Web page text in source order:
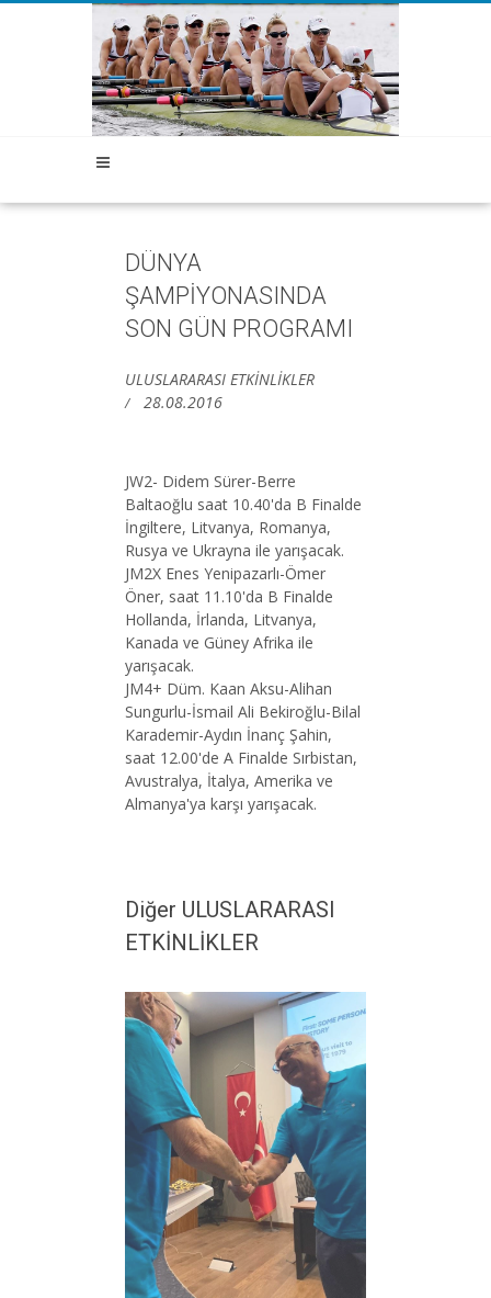
DÜNYA
ŞAMPİYONASINDA
SON GÜN PROGRAMI
ULUSLARARASI ETKİNLİKLER
28.08.2016
JW2- Didem Sürer-Berre
Baltaoğlu saat 10.40'da B Finalde
İngiltere, Litvanya, Romanya,
Rusya ve Ukrayna ile yarışacak.
JM2X Enes Yenipazarlı-Ömer
Öner, saat 11.10'da B Finalde
Hollanda, İrlanda, Litvanya,
Kanada ve Güney Afrika ile
yarışacak.
JM4+ Düm. Kaan Aksu-Alihan
Sungurlu-İsmail Ali Bekiroğlu-Bilal
Karademir-Aydın İnanç Şahin,
saat 12.00'de A Finalde Sırbistan,
Avustralya, İtalya, Amerika ve
Almanya'ya karşı yarışacak.
Diğer ULUSLARARASI
ETKİNLİKLER